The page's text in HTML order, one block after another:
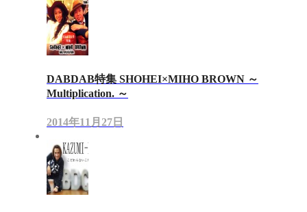
DABDAB特集 SHOHEI×MIHO BROWN ～
Multiplication. ～
2014年11月27日